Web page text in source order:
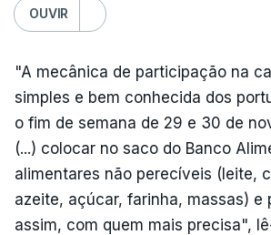
OUVIR
"A mecânica de participação na
simples e bem conhecida dos
o fim de semana de 29 e 30 de
(...) colocar no saco do Banco
alimentares não perecíveis (leite,
azeite, açúcar, farinha, massas) e
assim, com quem mais precisa",